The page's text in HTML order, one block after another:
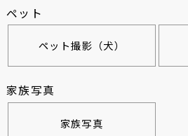
ペット
ペット撮影（犬）
家族写真
家族写真